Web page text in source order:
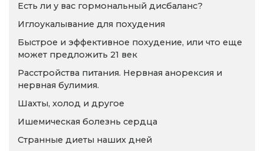
Есть ли у вас гормональный дисбаланс?
Иглоукалывание для похудения
Быстрое и эффективное похудение, или что еще
может предложить 21 век
Расстройства питания. Нервная анорексия и
нервная булимия.
Шахты, холод и другое
Ишемическая болезнь сердца
Странные диеты наших дней